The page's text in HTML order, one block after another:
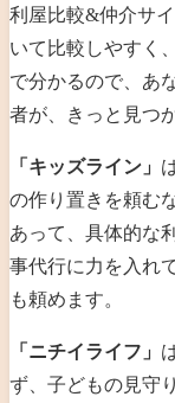
利屋比較&仲介サ
いて比較しやすく
で分かるので、あ
者が、きっと見つ
「キッズライン」
の作り置きを頼む
あって、具体的な
事代行に力を入れ
も頼めます。
「ニチイライフ」
ず、子どもの見守